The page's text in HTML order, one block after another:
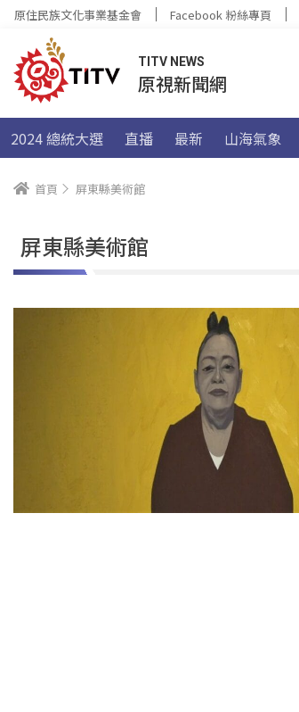
原住民族文化事業基金會 Facebook 粉絲專頁
TITV NEWS
原視新聞網
2024 總統大選 直播 最新 山海氣象
首頁 屏東縣美術館
屏東縣美術館